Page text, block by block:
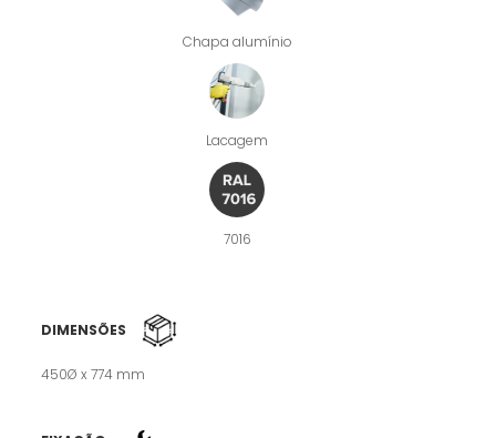
Chapa alumínio
Lacagem
7016
DIMENSÕES
450Ø x 774 mm